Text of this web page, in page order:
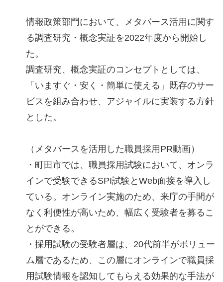
情報政策部門において、メタバース活用に関す
る調査研究・概念実証を2022年度から開始し
た。
調査研究、概念実証のコンセプトとしては、
「いますぐ・安く・簡単に使える」既存のサー
ビスを組み合わせ、アジャイルに実装する方針
とした。
（メタバースを活用した職員採用PR動画）
・町田市では、職員採用試験において、オンラ
インで受験できるSPI試験とWeb面接を導入し
ている。オンライン実施のため、来庁の手間が
なく利便性が高いため、幅広く受験者を募るこ
とができる。
・採用試験の受験者層は、20代前半がボリュー
ム層であるため、この層にオンラインで職員採
用試験情報を認知してもらえる効果的な手法が